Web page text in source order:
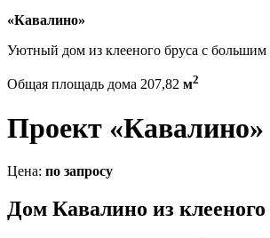
«Кавалино»
Уютный дом из клееного бруса с большим
Общая площадь дома 207,82 м2
Проект «Кавалино»
Цена: по запросу
Дом Кавалино из клееного